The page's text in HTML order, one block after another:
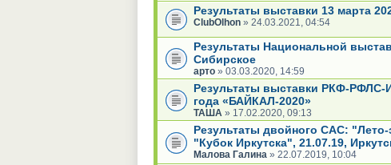
Результаты выставки 13 марта
ClubOlhon » 24.03.2021, 04:54
Результаты Национальной
Сибирское
арто » 03.03.2020, 14:59
Результаты выставки РКФ-
года «БАЙКАЛ-2020»
ТАША » 17.02.2020, 09:13
Результаты двойного САС:
"Кубок Иркутска", 21.07.19,
Малова Галина » 22.07.2019, 10:04